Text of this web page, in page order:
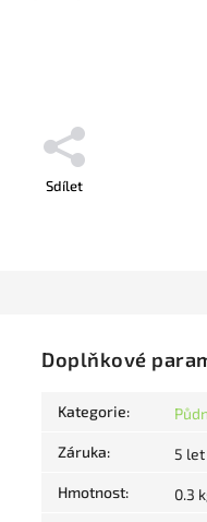
Sdílet
Doplňkové
Kategorie:
Záruka: 5 let
Hmotnost: 0.3